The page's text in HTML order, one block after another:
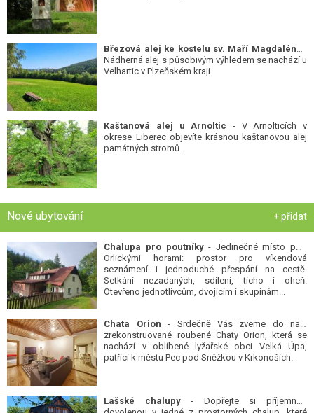
Nádherná alej s působivým výhledem se nachází u
Velhartic v Plzeňském kraji.
Kaštanová alej u Arnoltic - V Arnolticích v
okrese Liberec objevíte krásnou kaštanovou alej
památných stromů.
Nové ubytování + přidat
Chalupa pro poutníky- Jedinečné místo pod
Orlickými horami: prostor pro víkendová
seznámení i jednoduché přespání na cestě.
Setkání nezadaných, sdílení, ticho i oheň.
Otevřeno jednotlivcům, dvojicím i skupinám...
Chata Orion - Srdečně Vás zveme do naší
zrekonstruované roubené Chaty Orion, která se
nachází v oblíbené lyžařské obci Velká Úpa,
patřící k městu Pec pod Sněžkou v Krkonoších.
Lašské chalupy- Dopřejte si příjemnou